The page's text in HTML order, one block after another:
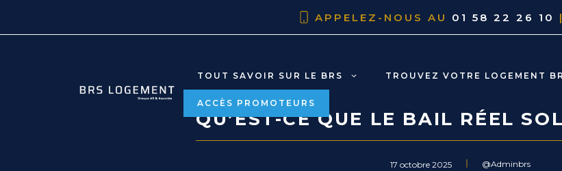
APPELEZ-NOUS AU 01 58 22 26 10 |
TOUT SAVOIR SUR LE BRS TROUVEZ VOTRE LOGEMENT
ACCÈS PROMOTEURS
QU’EST-CE QUE LE BAIL RÉEL
17 octobre 2025 @Adminbrs